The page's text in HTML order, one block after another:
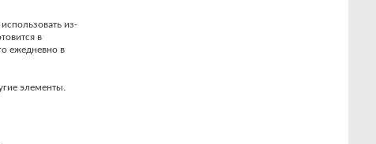
из-
в
ежедневно в
элементы.